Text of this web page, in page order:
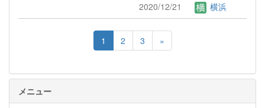
2020/12/21 横浜
1 2 3 »
メニュー